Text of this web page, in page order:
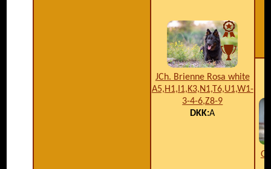
JCh. Brienne Rosa white
A5,H1,I1,K3,N1,T6,U1,W1-
3-4-6,Z8-9
DKK:A